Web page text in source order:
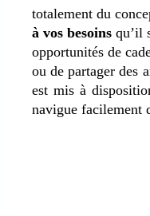
totalement du
à vos besoins qu’il
opportunités de
ou de partager des
est mis à
navigue facilement